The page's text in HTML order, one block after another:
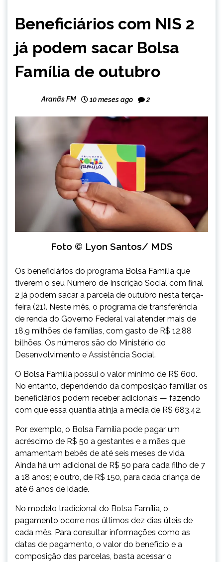
NOTÍCIAS
Beneficiários com NIS 2
já podem sacar Bolsa
Família de outubro
Aranãs FM 10 meses ago 2
Foto © Lyon Santos/ MDS
Os beneficiários do programa Bolsa Família que
tiverem o seu Número de Inscrição Social com final
2 já podem sacar a parcela de outubro nesta terça-
feira (21). Neste mês, o programa de transferência
de renda do Governo Federal vai atender mais de
18,9 milhões de famílias, com gasto de R$ 12,88
bilhões. Os números são do Ministério do
Desenvolvimento e Assistência Social.
O Bolsa Família possui o valor mínimo de R$ 600.
No entanto, dependendo da composição familiar, os
beneficiários podem receber adicionais — fazendo
com que essa quantia atinja a média de R$ 683,42.
Por exemplo, o Bolsa Família pode pagar um
acréscimo de R$ 50 a gestantes e a mães que
amamentam bebês de até seis meses de vida.
Ainda há um adicional de R$ 50 para cada filho de 7
a 18 anos; e outro, de R$ 150, para cada criança de
até 6 anos de idade.
No modelo tradicional do Bolsa Família, o
pagamento ocorre nos últimos dez dias úteis de
cada mês. Para consultar informações como as
datas de pagamento, o valor do benefício e a
composição das parcelas, basta acessar o